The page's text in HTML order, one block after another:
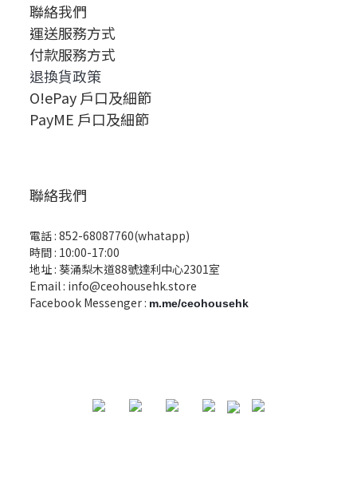
聯絡我們
運送服務方式
付款服務方式
退換貨政策
O!ePay 戶口及細節
PayME 戶口及細節
聯絡我們
電話 : 852-68087760(whatapp)
時間 : 10:00-17:00
地址 : 葵涌梨木道88號達利中心2301室
Email : info@ceohousehk.store
Facebook Messenger : m.me/ceohousehk